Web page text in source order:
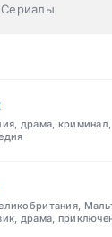
драма,
драма,